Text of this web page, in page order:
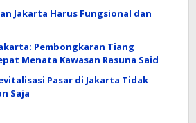
Jakarta Harus Fungsional dan
Pembongkaran Tiang
Menata Kawasan Rasuna Said
Pasar di Jakarta Tidak
Saja